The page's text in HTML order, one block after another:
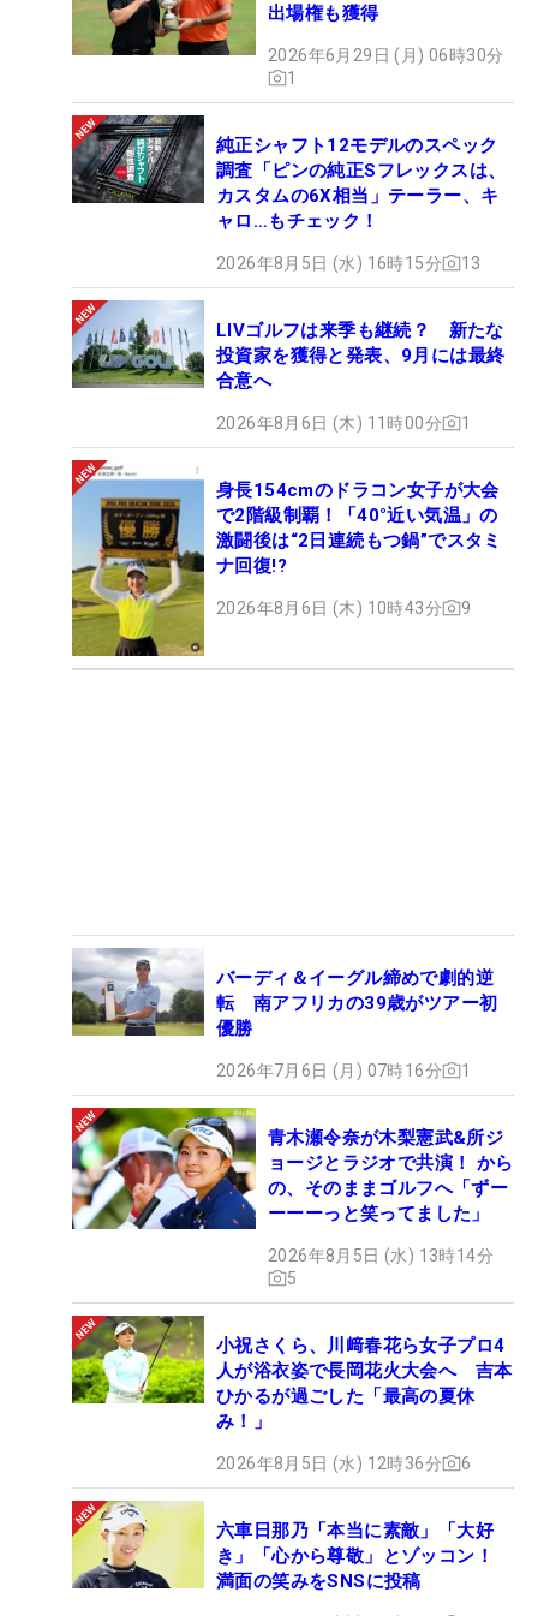
出場権も獲得
2026年6月29日 (月) 06時30分
1
純正シャフト12モデルのスペック
調査「ピンの純正Sフレックスは、
カスタムの6X相当」テーラー、キ
ャロ…もチェック！
2026年8月5日 (水) 16時15分 13
LIVゴルフは来季も継続？ 新たな
投資家を獲得と発表、9月には最終
合意へ
2026年8月6日 (木) 11時00分 1
身長154cmのドラコン女子が大会
で2階級制覇！「40°近い気温」の
激闘後は“2日連続もつ鍋”でスタミ
ナ回復!?
2026年8月6日 (木) 10時43分 9
バーディ＆イーグル締めで劇的逆
転 南アフリカの39歳がツアー初
優勝
2026年7月6日 (月) 07時16分 1
青木瀬令奈が木梨憲武&所ジ
ョージとラジオで共演！ から
の、そのままゴルフへ「ずー
ーーーっと笑ってました」
2026年8月5日 (水) 13時14分
5
小祝さくら、川﨑春花ら女子プロ4
人が浴衣姿で長岡花火大会へ 吉本
ひかるが過ごした「最高の夏休
み！」
2026年8月5日 (水) 12時36分 6
六車日那乃「本当に素敵」「大好
き」「心から尊敬」とゾッコン！
満面の笑みをSNSに投稿